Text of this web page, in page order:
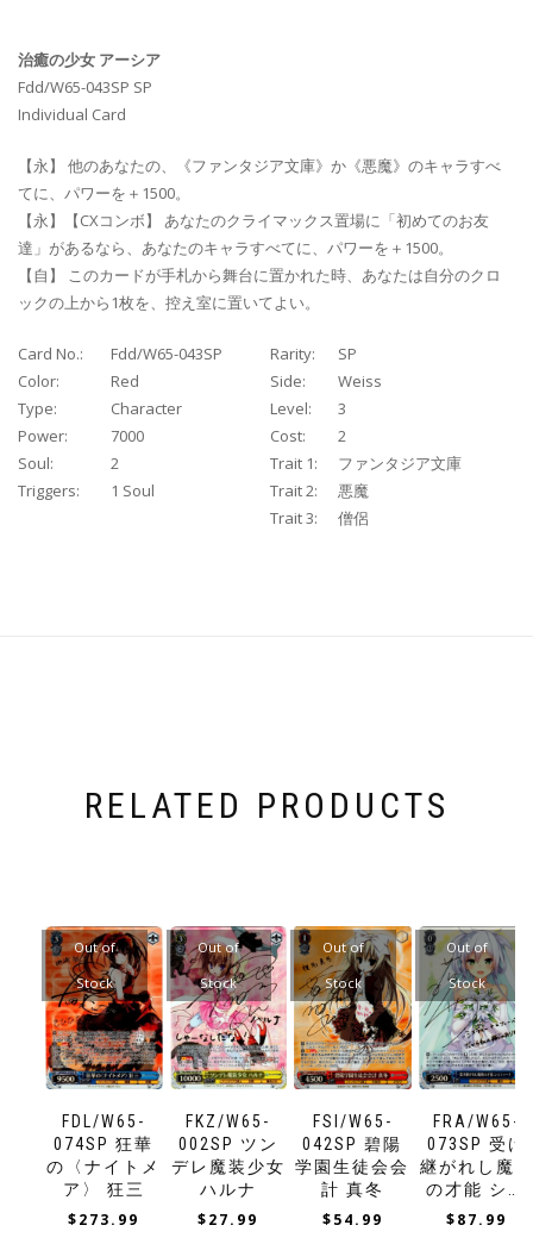
治癒の少女 アーシア
Fdd/W65-043SP SP
Individual Card
【永】 他のあなたの、《ファンタジア文庫》か《悪魔》のキャラすべ
てに、パワーを＋1500。
【永】【CXコンボ】 あなたのクライマックス置場に「初めてのお友
達」があるなら、あなたのキャラすべてに、パワーを＋1500。
【自】 このカードが手札から舞台に置かれた時、あなたは自分のクロ
ックの上から1枚を、控え室に置いてよい。
Card No.: Fdd/W65-043SP Rarity:
SP
Color:
Red Side:
Weiss
Type:
Character Level:
3
Power:
7000 Cost:
2
Soul:
2 Trait 1:
ファンタジア文庫
Triggers:
1 Soul Trait 2:
悪魔
Trait 3:
僧侶
RELATED PRODUCTS
FDL/W65-
074SP 狂華
の〈ナイトメ
ア〉 狂三
Out of
Stock
$273.99
FKZ/W65-
002SP ツン
デレ魔装少女
ハルナ
Out of
Stock
$27.99
FSI/W65-
042SP 碧陽
学園生徒会会
計 真冬
Out of
Stock
$54.99
FRA/W65-
073SP 受け
継がれし魔術
の才能 シス
ティーナ
Out of
Stock
$87.99